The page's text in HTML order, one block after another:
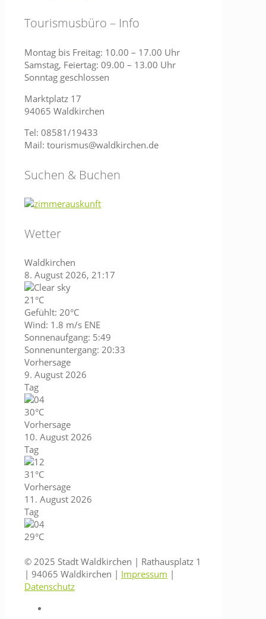
Tourismusbüro – Info
Montag bis Freitag: 10.00 – 17.00 Uhr
Samstag, Feiertag: 09.00 – 13.00 Uhr
Sonntag geschlossen
Marktplatz 17
94065 Waldkirchen
Tel: 08581/19433
Mail: tourismus@waldkirchen.de
Suchen & Buchen
Wetter
Waldkirchen
8. August 2026, 21:17
21°C
Gefühlt: 20°C
Wind: 1.8 m/s ENE
Sonnenaufgang: 5:49
Sonnenuntergang: 20:33
Vorhersage
9. August 2026
Tag
30°C
Vorhersage
10. August 2026
Tag
31°C
Vorhersage
11. August 2026
Tag
29°C
© 2025 Stadt Waldkirchen | Rathausplatz 1
| 94065 Waldkirchen | Impressum |
Datenschutz